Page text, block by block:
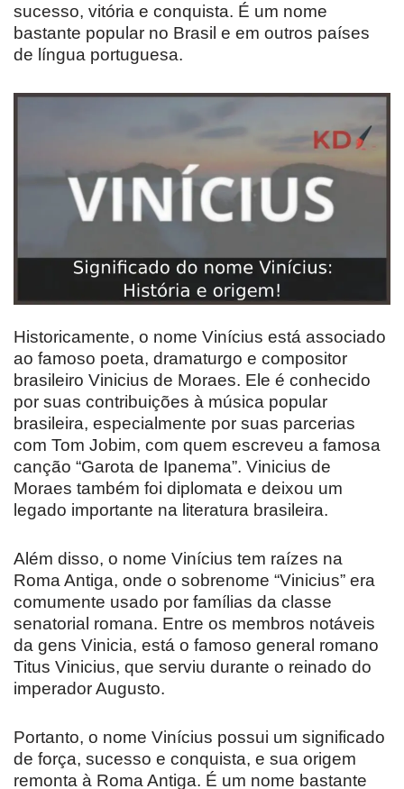
sucesso, vitória e conquista. É um nome
bastante popular no Brasil e em outros países
de língua portuguesa.
Historicamente, o nome Vinícius está associado
ao famoso poeta, dramaturgo e compositor
brasileiro Vinicius de Moraes. Ele é conhecido
por suas contribuições à música popular
brasileira, especialmente por suas parcerias
com Tom Jobim, com quem escreveu a famosa
canção “Garota de Ipanema”. Vinicius de
Moraes também foi diplomata e deixou um
legado importante na literatura brasileira.
Além disso, o nome Vinícius tem raízes na
Roma Antiga, onde o sobrenome “Vinicius” era
comumente usado por famílias da classe
senatorial romana. Entre os membros notáveis ​​
da gens Vinicia, está o famoso general romano
Titus Vinicius, que serviu durante o reinado do
imperador Augusto.
Portanto, o nome Vinícius possui um significado
de força, sucesso e conquista, e sua origem
remonta à Roma Antiga. É um nome bastante